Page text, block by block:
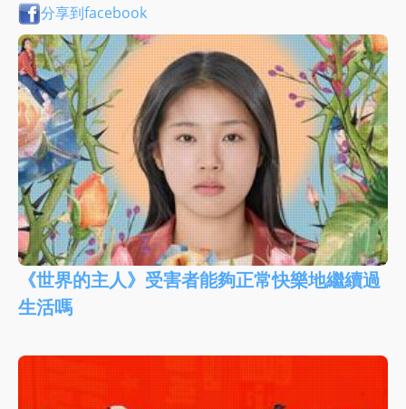
分享到facebook
《世界的主人》受害者能夠正常快樂地繼續過
生活嗎